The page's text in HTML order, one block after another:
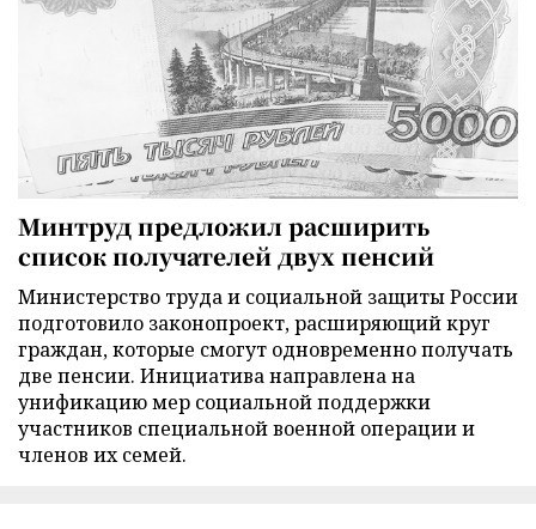
Минтруд предложил расширить
список получателей двух пенсий
Министерство труда и социальной защиты России
подготовило законопроект, расширяющий круг
граждан, которые смогут одновременно получать
две пенсии. Инициатива направлена на
унификацию мер социальной поддержки
участников специальной военной операции и
членов их семей.